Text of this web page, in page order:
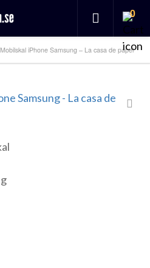
0
Mobilskal iPhone Samsung – La casa de papel